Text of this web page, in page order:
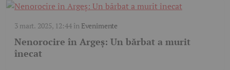
3 mart. 2025, 12:44în Evenimente
Nenorocire în Argeș: Un bărbat a murit
înecat